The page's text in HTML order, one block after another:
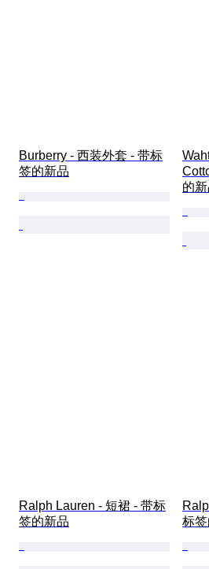
Burberry - 西装外套 - 带标
签的新品
的
Ralph Lauren - 短裙 - 带标
签的新品
标